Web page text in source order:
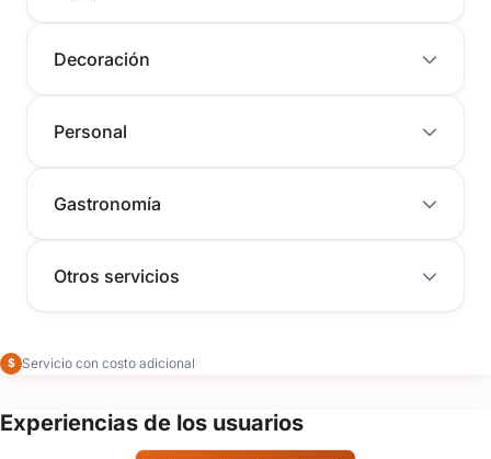
Decoración
Personal
Gastronomía
Otros servicios
$ Servicio con costo adicional
Experiencias de los usuarios